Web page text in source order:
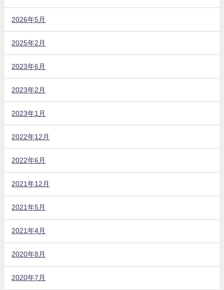
2026年5月
2025年2月
2023年6月
2023年2月
2023年1月
2022年12月
2022年6月
2021年12月
2021年5月
2021年4月
2020年8月
2020年7月